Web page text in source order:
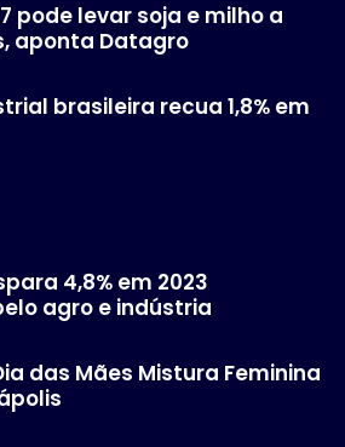
pode levar soja e milho a
aponta Datagro
brasileira recua 1,8% em
4,8% em 2023
agro e indústria
das Mães Mistura Feminina